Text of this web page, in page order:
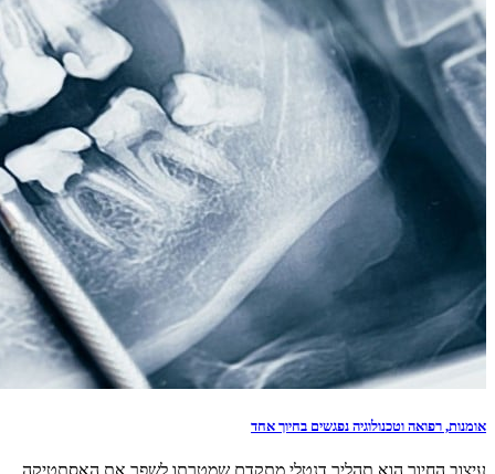
אומנות, רפואה וטכנולוגיה נפגשים בחיוך אחד
עיצוב החיוך הוא תהליך דנטלי מתקדם שמטרתו לשפר את האסתטיקה